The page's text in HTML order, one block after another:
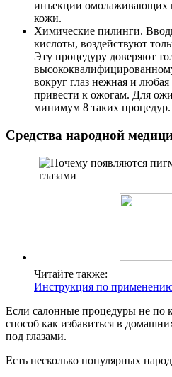
инъекции омолаживающих
кожи.
Химические пилинги.
кислоты, воздействуют
Эту процедуру доверяют
вокруг глаз нежная и
привести к ожогам. Для
минимум 8 таких процедур.
Средства народной
Читайте также:
Инструкция по
Если салонные процедуры не по
способ как избавиться в
под глазами.
Есть несколько популярных